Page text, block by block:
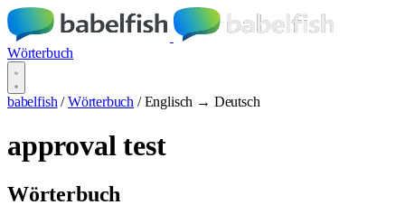
Wörterbuch
babelfish / Wörterbuch / Englisch → Deutsch
approval test
Wörterbuch